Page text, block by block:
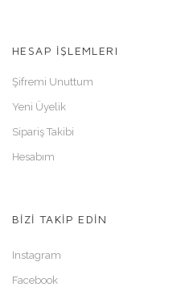
HESAP İŞLEMLERI
Şifremi Unuttum
Yeni Üyelik
Sipariş Takibi
Hesabım
BİZİ TAKİP EDİN
Instagram
Facebook